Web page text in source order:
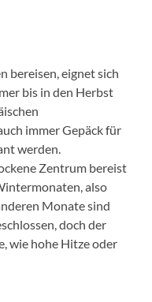
bereisen, eignet sich
bis in den Herbst
immer Gepäck für
werden.
Zentrum bereist
also
Monate sind
doch der
wie hohe Hitze oder